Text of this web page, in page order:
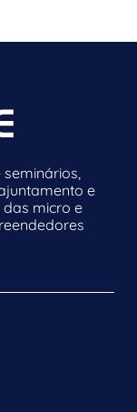
seminários,
e
micro e